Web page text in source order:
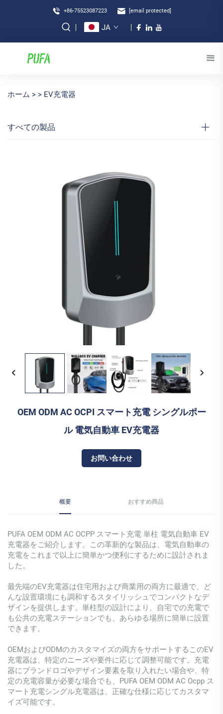
+86-75523087223 [email protected]
JA
ホーム > > EV充電器
すべての製品
OEM ODM AC OCPI スマート充電 シングルポー
ル 電気自動車 EV充電器
お問い合わせ
概要 おすすめ商品
PUFA OEM ODM AC OCPP スマート充電 単柱 電気自動車 EV
充電器をご紹介します。この革新的な製品は、電気自動車の
充電をこれまで以上に簡単かつ便利にするために設計されま
した。
最先端のEV充電器は住宅用および商業用の両方に最適で、ど
んな設置環境にも調和するスタイリッシュでコンパクトなデ
ザインを提供します。単柱型の設計により、自宅での充電で
も公共の充電ステーションでも、あらゆる場所に簡単に設置
できます。
OEMおよびODMのカスタマイズの両方をサポートするこのEV
充電器は、特定のニーズや要件に応じて調整可能です。充電
器にブランドロゴやデザイン要素を取り入れたい場合や、特
定の充電容量が必要な場合でも、PUFA OEM ODM AC Ocpp ス
マート充電シングル充電器は、正確な仕様に応じてカスタマ
イズ可能です。